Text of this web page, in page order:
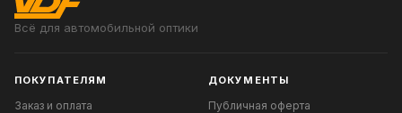
Всё для автомобильной оптики
ПОКУПАТЕЛЯМ
Заказ и оплата
ДОКУМЕНТЫ
Публичная оферта